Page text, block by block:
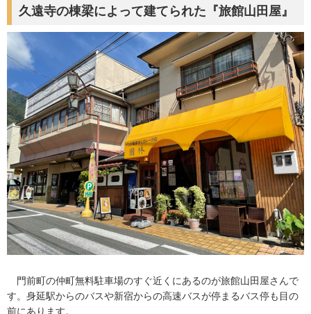
久遠寺の棟梁によって建てられた『旅館山田屋』
門前町の仲町無料駐車場のすぐ近くにあるのが旅館山田屋さんで
す。身延駅からのバスや新宿からの高速バスが停まるバス停も目の
前にあります。